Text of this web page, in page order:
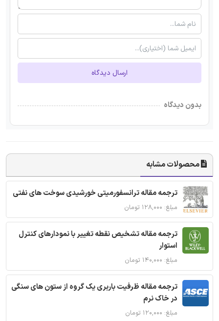
ارسال دیدگاه
بدون دیدگاه
محصولات مشابه
ترجمه مقاله ترانسفورمیتی خورشیدی سوخت های نفتی
مبلغ: ۱۲۸,۰۰۰ تومان
ترجمه مقاله تشخیص نقطه تغییر با نمودارهای کنترل
استوار
مبلغ: ۱۴۰,۰۰۰ تومان
ترجمه مقاله ظرفیت باربری یک گروه از ستون های سنگی
در خاک نرم
مبلغ: ۱۲۰,۰۰۰ تومان